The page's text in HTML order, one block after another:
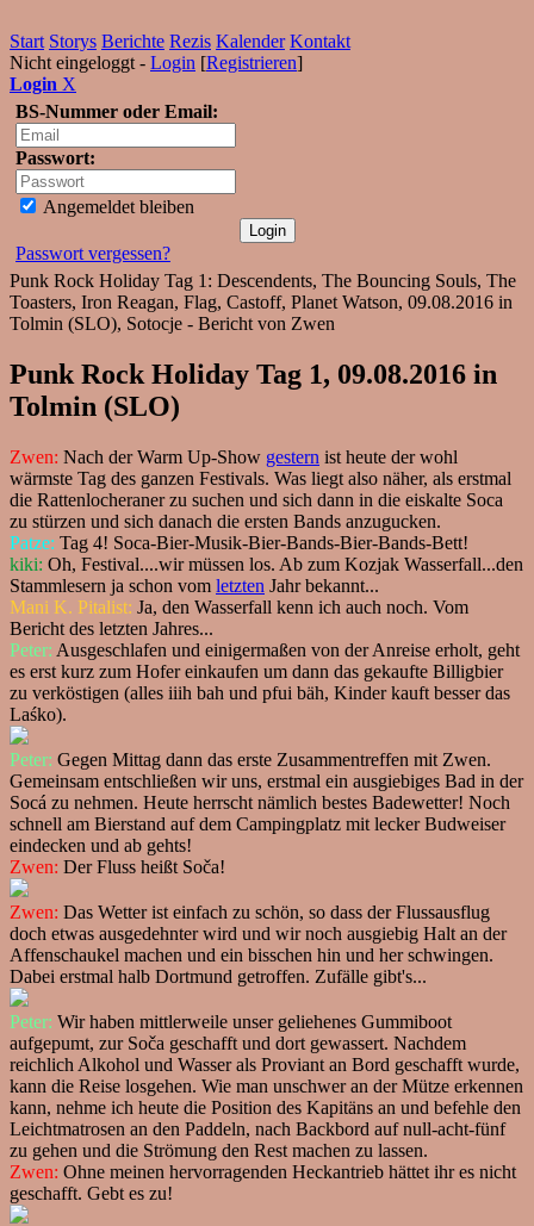
Start Storys Berichte Rezis Kalender Kontakt
Nicht eingeloggt - Login [Registrieren]
Login X
BS-Nummer oder Email:
Passwort:
Angemeldet bleiben
Passwort vergessen?
Punk Rock Holiday Tag 1: Descendents, The Bouncing Souls, The
Toasters, Iron Reagan, Flag, Castoff, Planet Watson, 09.08.2016 in
Tolmin (SLO), Sotocje - Bericht von Zwen
Punk Rock Holiday Tag 1, 09.08.2016 in
Tolmin (SLO)
Zwen: Nach der Warm Up-Show gestern ist heute der wohl
wärmste Tag des ganzen Festivals. Was liegt also näher, als erstmal
die Rattenlocheraner zu suchen und sich dann in die eiskalte Soca
zu stürzen und sich danach die ersten Bands anzugucken.
Patze: Tag 4! Soca-Bier-Musik-Bier-Bands-Bier-Bands-Bett!
kiki: Oh, Festival....wir müssen los. Ab zum Kozjak Wasserfall...den
Stammlesern ja schon vom letzten Jahr bekannt...
Mani K. Pitalist: Ja, den Wasserfall kenn ich auch noch. Vom
Bericht des letzten Jahres...
Peter: Ausgeschlafen und einigermaßen von der Anreise erholt, geht
es erst kurz zum Hofer einkaufen um dann das gekaufte Billigbier
zu verköstigen (alles iiih bah und pfui bäh, Kinder kauft besser das
Laśko).
Peter: Gegen Mittag dann das erste Zusammentreffen mit Zwen.
Gemeinsam entschließen wir uns, erstmal ein ausgiebiges Bad in der
Socá zu nehmen. Heute herrscht nämlich bestes Badewetter! Noch
schnell am Bierstand auf dem Campingplatz mit lecker Budweiser
eindecken und ab gehts!
Zwen: Der Fluss heißt Soča!
Zwen: Das Wetter ist einfach zu schön, so dass der Flussausflug
doch etwas ausgedehnter wird und wir noch ausgiebig Halt an der
Affenschaukel machen und ein bisschen hin und her schwingen.
Dabei erstmal halb Dortmund getroffen. Zufälle gibt's...
Peter: Wir haben mittlerweile unser geliehenes Gummiboot
aufgepumt, zur Soča geschafft und dort gewassert. Nachdem
reichlich Alkohol und Wasser als Proviant an Bord geschafft wurde,
kann die Reise losgehen. Wie man unschwer an der Mütze erkennen
kann, nehme ich heute die Position des Kapitäns an und befehle den
Leichtmatrosen an den Paddeln, nach Backbord auf null-acht-fünf
zu gehen und die Strömung den Rest machen zu lassen.
Zwen: Ohne meinen hervorragenden Heckantrieb hättet ihr es nicht
geschafft. Gebt es zu!